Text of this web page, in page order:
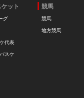
ット
グ
代表
スケ
競馬
競馬
地方競馬